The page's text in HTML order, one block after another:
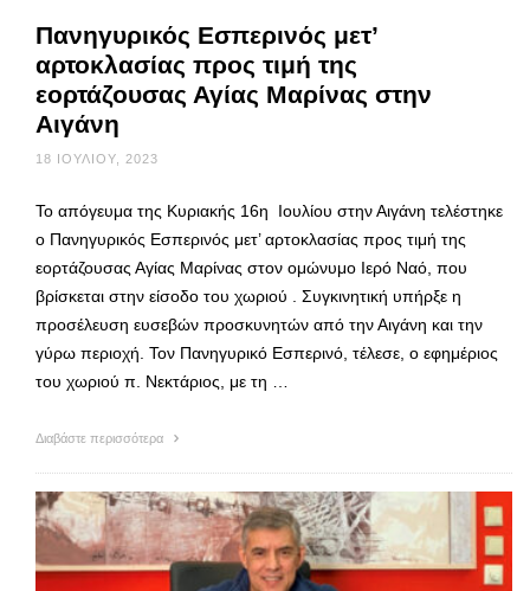
Πανηγυρικός Εσπερινός μετ’
αρτοκλασίας προς τιμή της
εορτάζουσας Αγίας Μαρίνας στην
Αιγάνη
18 ΙΟΥΛΊΟΥ, 2023
Το απόγευμα της Κυριακής 16η Ιουλίου στην Αιγάνη τελέστηκε
ο Πανηγυρικός Εσπερινός μετ’ αρτοκλασίας προς τιμή της
εορτάζουσας Αγίας Μαρίνας στον ομώνυμο Ιερό Ναό, που
βρίσκεται στην είσοδο του χωριού . Συγκινητική υπήρξε η
προσέλευση ευσεβών προσκυνητών από την Αιγάνη και την
γύρω περιοχή. Τον Πανηγυρικό Εσπερινό, τέλεσε, ο εφημέριος
του χωριού π. Νεκτάριος, με τη …
Διαβάστε περισσότερα